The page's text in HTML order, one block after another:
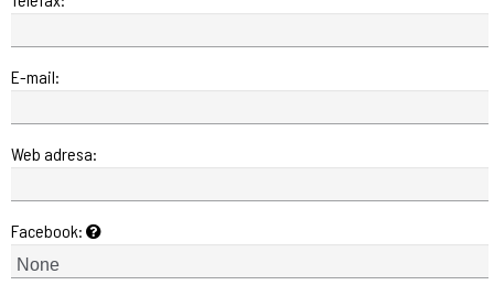
E-mail:
Web adresa:
Facebook: